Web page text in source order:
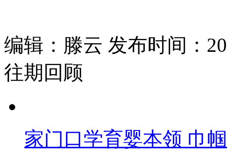
编辑：滕云 发布时间：
往期回顾
家门口学育婴本领 巾